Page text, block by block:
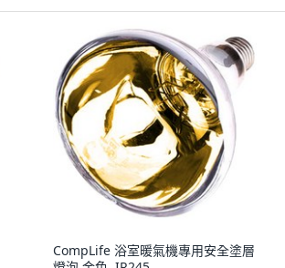
CompLife 浴室暖氣機專用安全塗層